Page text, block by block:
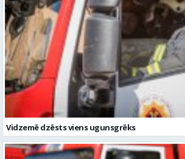
Vidzemē dzēsts viens ugunsgrēks